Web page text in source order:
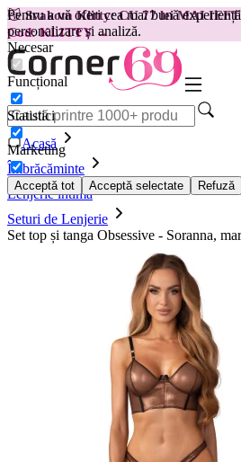
Pentru a vă oferi cea mai bună
personalizare și analiză.
Necesar
Funcțional
Statistici
Marketing
Acceptă tot Acceptă selectate Refuză
😽Svakom Klitty: CU 77 lei MAI
Cod: KLITTY →
Acasă
Îmbrăcăminte
Lenjerie intimă
Seturi de Lenjerie
Set top și tanga Obsessive - Soranna,